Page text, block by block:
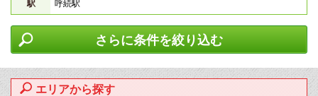
駅
呼続駅
さらに条件を絞り込む
エリアから探す